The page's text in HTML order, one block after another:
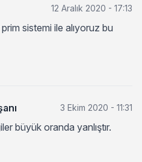
12 Aralık 2020 - 17:13
prim sistemi ile alıyoruz bu
3 Ekim 2020 - 11:31
büyük oranda yanlıştır.